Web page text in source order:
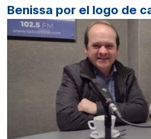
Benissa por el logo de